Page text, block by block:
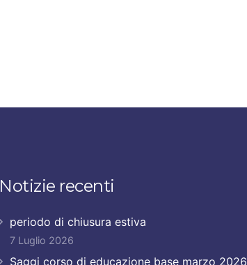
Notizie recenti
periodo di chiusura estiva
7 Luglio 2026
Saggi corso di educazione base marzo 2026